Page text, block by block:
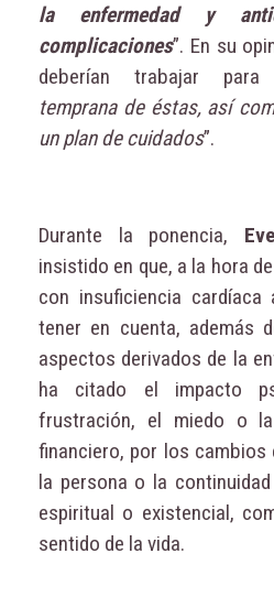
la enfermedad y
complicaciones”. En su
deberían trabajar
temprana de éstas, así
un plan de cuidados”.
Durante la ponencia,
insistido en que, a la hora
con insuficiencia cardíaca
tener en cuenta, además
aspectos derivados de la
ha citado el impacto
frustración, el miedo o
financiero, por los cambios
la persona o la
espiritual o existencial,
sentido de la vida.